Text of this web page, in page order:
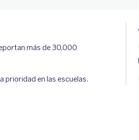
más de 30,000
prioridad en las escuelas.